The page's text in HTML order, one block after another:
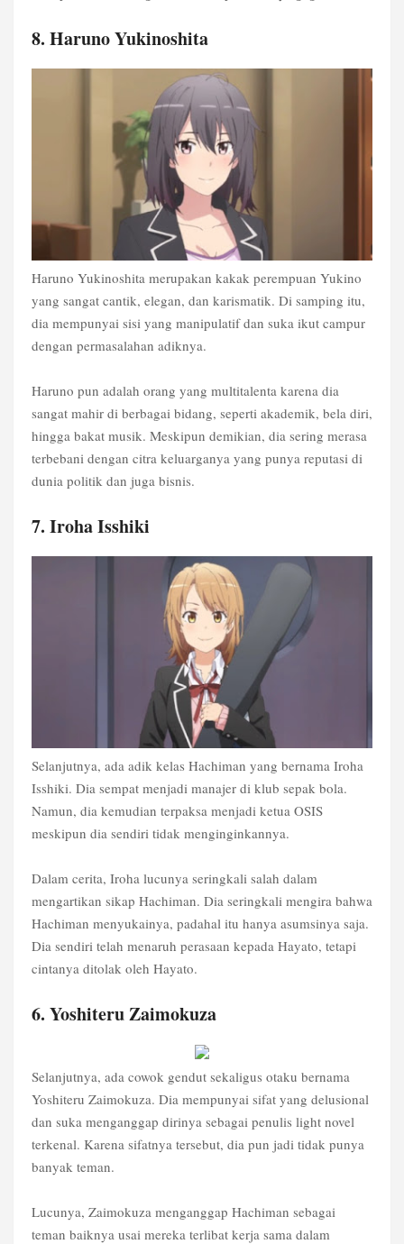
8. Haruno Yukinoshita
Haruno Yukinoshita merupakan kakak perempuan Yukino
yang sangat cantik, elegan, dan karismatik. Di samping itu,
dia mempunyai sisi yang manipulatif dan suka ikut campur
dengan permasalahan adiknya.
Haruno pun adalah orang yang multitalenta karena dia
sangat mahir di berbagai bidang, seperti akademik, bela diri,
hingga bakat musik. Meskipun demikian, dia sering merasa
terbebani dengan citra keluarganya yang punya reputasi di
dunia politik dan juga bisnis.
7. Iroha Isshiki
Selanjutnya, ada adik kelas Hachiman yang bernama Iroha
Isshiki. Dia sempat menjadi manajer di klub sepak bola.
Namun, dia kemudian terpaksa menjadi ketua OSIS
meskipun dia sendiri tidak menginginkannya.
Dalam cerita, Iroha lucunya seringkali salah dalam
mengartikan sikap Hachiman. Dia seringkali mengira bahwa
Hachiman menyukainya, padahal itu hanya asumsinya saja.
Dia sendiri telah menaruh perasaan kepada Hayato, tetapi
cintanya ditolak oleh Hayato.
6. Yoshiteru Zaimokuza
Selanjutnya, ada cowok gendut sekaligus otaku bernama
Yoshiteru Zaimokuza. Dia mempunyai sifat yang delusional
dan suka menganggap dirinya sebagai penulis light novel
terkenal. Karena sifatnya tersebut, dia pun jadi tidak punya
banyak teman.
Lucunya, Zaimokuza menganggap Hachiman sebagai
teman baiknya usai mereka terlibat kerja sama dalam